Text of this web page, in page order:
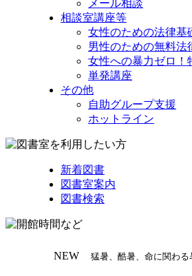
メール相談
相談室講座等
女性のための法律基
男性のための無料法
女性への暴力ゼロ！
単発講座
その他
自助グループ支援
ホットライン
新着図書
図書室案内
図書検索
NEW 猛暑、酷暑、命に関わる